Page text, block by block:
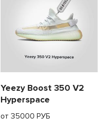
Yeezy Boost 350 V2
Hyperspace
от 35000 РУБ